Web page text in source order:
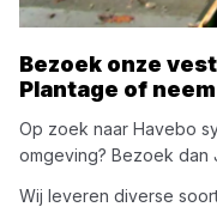
Bezoek onze
Plantage of
Op zoek naar Havebo
omgeving? Bezoek dan
Wij leveren diverse